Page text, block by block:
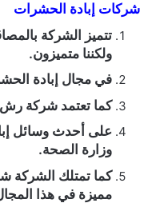
شركات إبادة الحشرات
تتميز الشركة
ولكننا متميزون.
في مجال إبادة
كما تعتمد شركة رش
على أحدث وسائل
وزارة الصحة.
كما تمتلك الشركة
مميزة في هذا